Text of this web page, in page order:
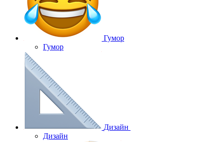
Гумор
Гумор
Дизайн
Дизайн